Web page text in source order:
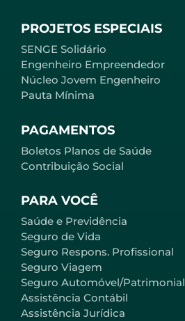
PARA VOCÊ
Saúde e Previdência
Seguro de Vida
Seguro Respons. Profissional
Seguro Viagem
Seguro Automóvel/Patrimonial
Assistência Contábil
Assistência Jurídica
PROJETOS ESPECIAIS
SENGE Solidário
Engenheiro Empreendedor
Núcleo Jovem Engenheiro
Pauta Mínima
PAGAMENTOS
Boletos Planos de Saúde
Contribuição Social